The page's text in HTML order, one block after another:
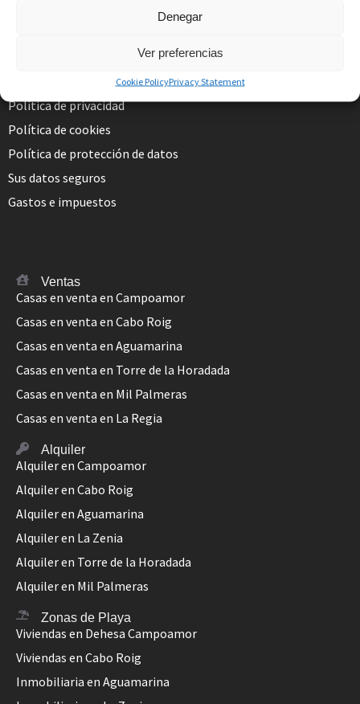
Denegar
Ver preferencias
Cookie PolicyPrivacy Statement
alquiler@morenoschmidt.com
Condiciones alquiler turístico
Condiciones alquiler anual
Política de privacidad
Política de cookies
Política de protección de datos
Sus datos seguros
Gastos e impuestos
Ventas
Casas en venta en Campoamor
Casas en venta en Cabo Roig
Casas en venta en Aguamarina
Casas en venta en Torre de la Horadada
Casas en venta en Mil Palmeras
Casas en venta en La Regia
Alquiler
Alquiler en Campoamor
Alquiler en Cabo Roig
Alquiler en Aguamarina
Alquiler en La Zenia
Alquiler en Torre de la Horadada
Alquiler en Mil Palmeras
Zonas de Playa
Viviendas en Dehesa Campoamor
Viviendas en Cabo Roig
Inmobiliaria en Aguamarina